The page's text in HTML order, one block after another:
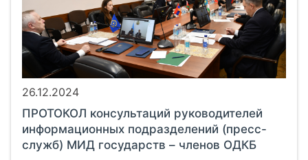
26.12.2024
ПРОТОКОЛ консультаций руководителей
информационных подразделений (пресс-
служб) МИД государств – членов ОДКБ